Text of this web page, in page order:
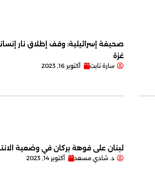
صحيفة إسرائيلية: وقف إطلاق نار
غزة
سارة تابت أكتوبر 16, 2023
لبنان على فوهة بركان في وضعية
د. شادي مسعد أكتوبر 14, 2023